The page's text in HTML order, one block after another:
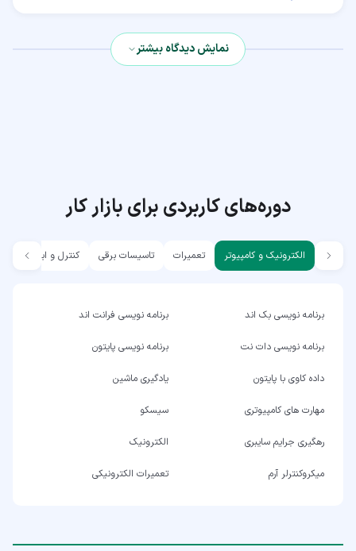
نمایش دیدگاه بیشتر
دوره‌های کاربردی برای بازار کار
الکترونیک و کامپیوتر تعمیرات تاسیسات برقی کنترل و ابزار دقیق
برنامه نویسی بک اند برنامه نویسی فرانت اند
برنامه نویسی دات نت برنامه نویسی پایتون
داده کاوی با پایتون یادگیری ماشین
مهارت های کامپیوتری سیسکو
رهگیری جرایم سایبری الکترونیک
میکروکنترلر آرم تعمیرات الکترونیکی